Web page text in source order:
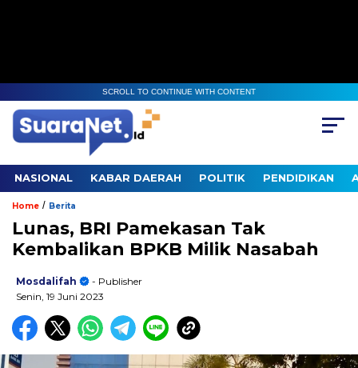
SCROLL TO CONTINUE WITH CONTENT
NASIONAL KABAR DAERAH POLITIK PENDIDIKAN
Home / Berita
Lunas, BRI Pamekasan Tak
Kembalikan BPKB Milik Nasabah
Mosdalifah
- Publisher
Senin, 19 Juni 2023